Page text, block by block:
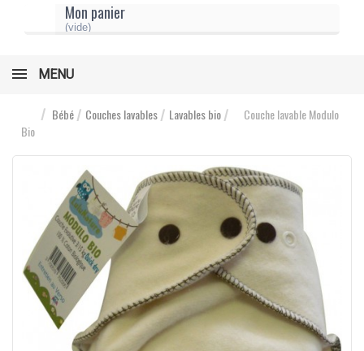
Mon panier
(vide)
MENU
Bébé Couches lavables Lavables bio
Couche lavable Modulo
Bio